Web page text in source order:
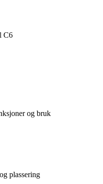
C6
og bruk
plassering